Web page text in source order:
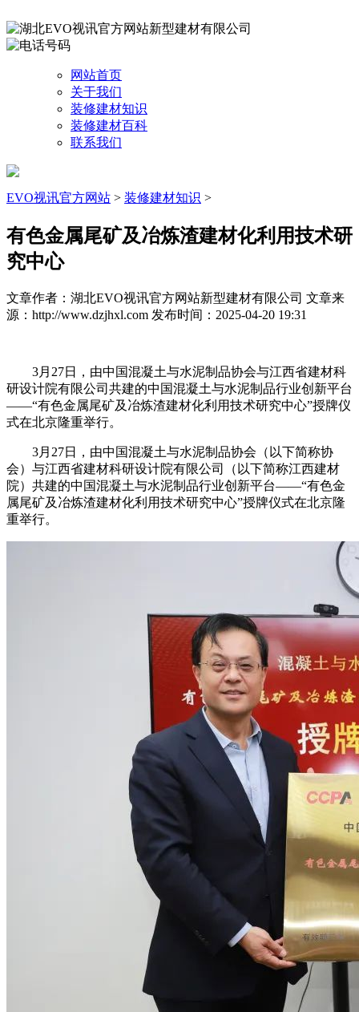
网站首页
关于我们
装修建材知识
装修建材百科
联系我们
EVO视讯官方网站 > 装修建材知识 >
有色金属尾矿及冶炼渣建材化利用技术研
究中心
文章作者：湖北EVO视讯官方网站新型建材有限公司 文章来
源：http://www.dzjhxl.com 发布时间：2025-04-20 19:31
3月27日，由中国混凝土与水泥制品协会与江西省建材科
研设计院有限公司共建的中国混凝土与水泥制品行业创新平台
——“有色金属尾矿及冶炼渣建材化利用技术研究中心”授牌仪
式在北京隆重举行。
3月27日，由中国混凝土与水泥制品协会（以下简称协
会）与江西省建材科研设计院有限公司（以下简称江西建材
院）共建的中国混凝土与水泥制品行业创新平台——“有色金
属尾矿及冶炼渣建材化利用技术研究中心”授牌仪式在北京隆
重举行。